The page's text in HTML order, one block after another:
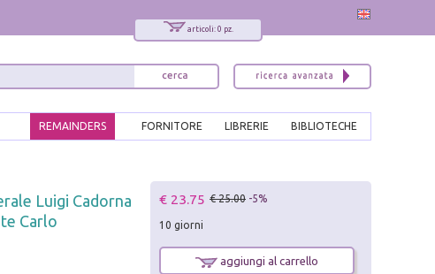
articoli: 0 pz.
BIBLIOTECHE
LIBRERIE
FORNITORE
REMAINDERS
Luigi Cadorna
Carlo
€ 23.75 € 25.00 -5%
10 giorni
aggiungi al carrello
x
Interessato ai nostri libri?
Sarai informato delle nostre novità, potrai
comunque cancellarti quando desideri.